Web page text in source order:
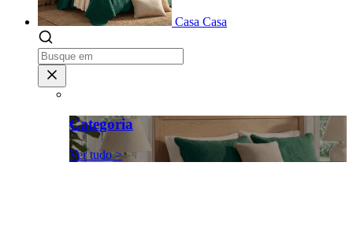
Casa Casa
Categoria
Ver tudo >